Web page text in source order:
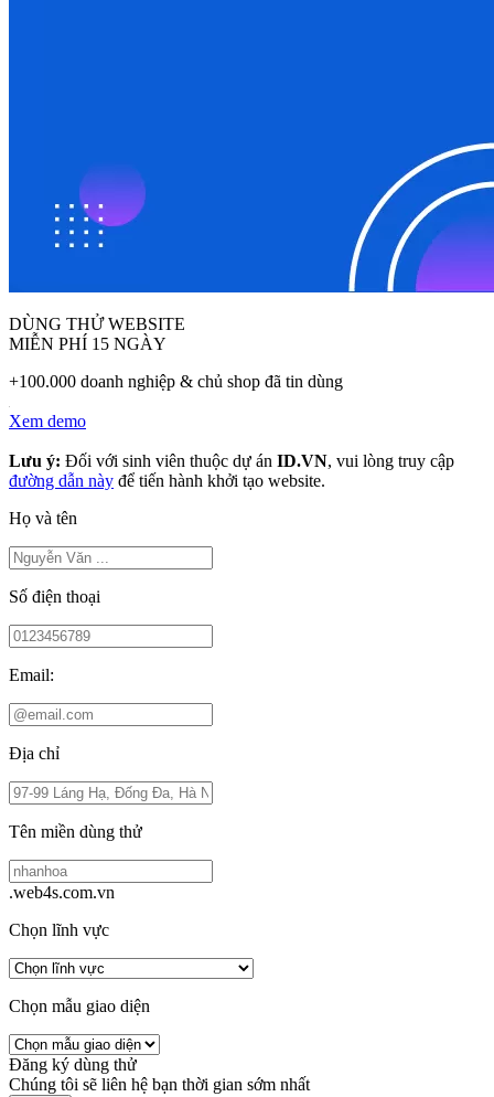
DÙNG THỬ WEBSITE
MIỄN PHÍ 15 NGÀY
+100.000 doanh nghiệp & chủ shop đã tin dùng
Xem demo
Lưu ý: Đối với sinh viên thuộc dự án ID.VN, vui lòng truy cập
đường dẫn này để tiến hành khởi tạo website.
Họ và tên
Số điện thoại
Email:
Địa chỉ
Tên miền dùng thử
.web4s.com.vn
Chọn lĩnh vực
Chọn mẫu giao diện
Đăng ký dùng thử
Chúng tôi sẽ liên hệ bạn thời gian sớm nhất